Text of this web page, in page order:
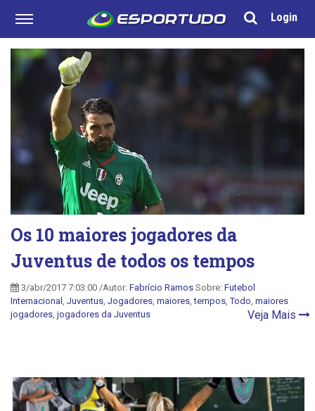
Login
Os 10 maiores jogadores da
Juventus de todos os tempos
3/abr/2017 7:03:00 /Autor: Fabrício Ramos Sobre: Futebol
Internacional Juventus Jogadores maiores ,tempos ,Todo maiores
jogadores jogadores da Juventus Veja Mais